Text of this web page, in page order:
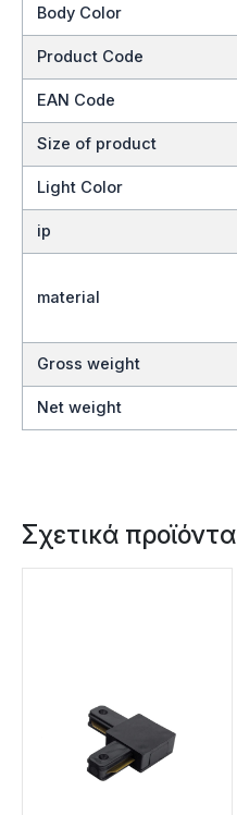
Body Color
Product Code
EAN Code
Size of product
Light Color
ip
material
Gross weight
Net weight
Σχετικά προϊόντα